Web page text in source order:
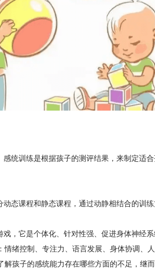
训练是根据孩子的测评结果，来制定适
课程和静态课程，通过动静相结合的训练
它是个体化、针对性强、促进身体神经系
绪控制、专注力、语言发展、身体协调、
孩子的感统能力存在哪些方面的不足，继